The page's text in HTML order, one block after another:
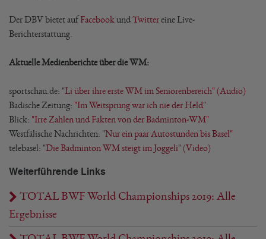
Der DBV bietet aufFacebook undTwittereine Live-
Berichterstattung.
Aktuelle Medienberichte über die WM:
sportschau.de: "Li über ihre erste WM im Seniorenbereich" (Audio)
Badische Zeitung: "Im Weitsprung war ich nie der Held"
Blick: "Irre Zahlen und Fakten von der Badminton-WM"
Westfälische Nachrichten: "Nur ein paar Autostunden bis Basel"
telebasel: "Die Badminton WM steigt im Joggeli" (Video)
Weiterführende Links
TOTAL BWF World Championships 2019: Alle
Ergebnisse